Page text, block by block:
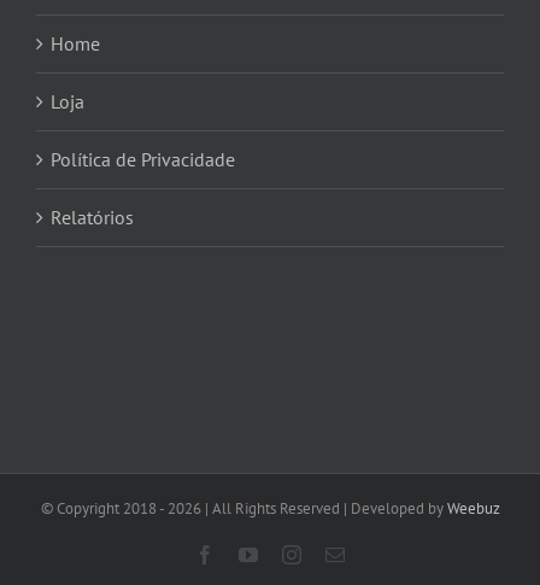
Home
Loja
Política de Privacidade
Relatórios
© Copyright 2018 - 2026 | All Rights Reserved | Developed byWeebuz
FacebookYouTubeInstagram
Email